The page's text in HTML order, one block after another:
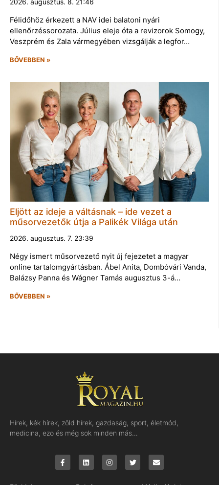
Félidőhöz érkezett a NAV idei balatoni nyári
ellenőrzéssorozata. Július eleje óta a revizorok Somogy,
Veszprém és Zala vármegyében vizsgálják a legfor…
BŐVEBBEN »
Eljött az ideje a váltásnak – ide vezet a
műsorvezetők útja a Palikék Világa után
2026. augusztus. 7. 23:39
Négy ismert műsorvezető nyit új fejezetet a magyar
online tartalomgyártásban. Ábel Anita, Dombóvári Vanda,
Balázsy Panna és Wágner Tamás augusztus 3-á…
BŐVEBBEN »
Hírek, kék hírek, zöld hírek, gazdaság, sport, életmód,
medicina, ezo és még sok minden más…